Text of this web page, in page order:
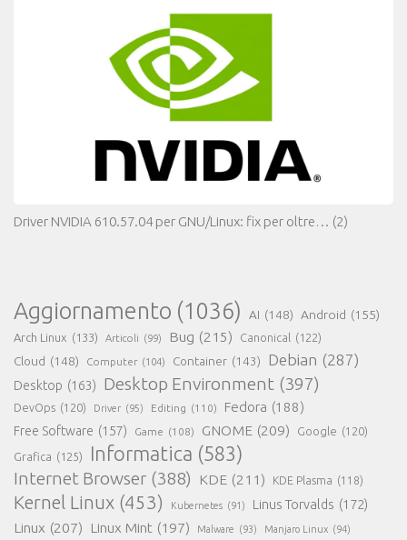
Driver NVIDIA 610.57.04 per GNU/Linux: fix per oltre… (2)
Aggiornamento (1036) AI (148) Android (155)
Arch Linux (133) Articoli (99) Bug (215) Canonical (122)
Cloud (148) Computer (104) Container (143) Debian (287)
Desktop (163) Desktop Environment (397)
DevOps (120) Driver (95) Editing (110) Fedora (188)
Free Software (157) Game (108) GNOME (209) Google (120)
Grafica (125) Informatica (583)
Internet Browser (388) KDE (211) KDE Plasma (118)
Kernel Linux (453) Kubernetes (91) Linus Torvalds (172)
Linux (207) Linux Mint (197) Malware (93) Manjaro Linux (94)